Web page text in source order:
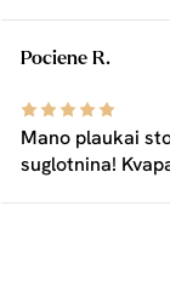
Pociene R.
Mano plaukai
suglotnina!